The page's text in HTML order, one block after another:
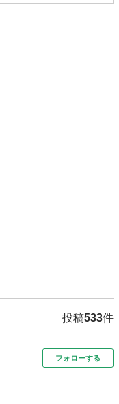
投稿533件
フォローする